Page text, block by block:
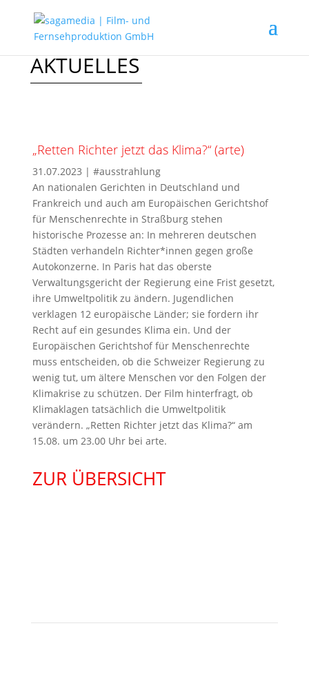
AKTUELLES
„Retten Richter jetzt das Klima?“ (arte)
31.07.2023 |#ausstrahlung
An nationalen Gerichten in Deutschland und
Frankreich und auch am Europäischen Gerichtshof
für Menschenrechte in Straßburg stehen
historische Prozesse an: In mehreren deutschen
Städten verhandeln Richter*innen gegen große
Autokonzerne. In Paris hat das oberste
Verwaltungsgericht der Regierung eine Frist gesetzt,
ihre Umweltpolitik zu ändern. Jugendlichen
verklagen 12 europäische Länder; sie fordern ihr
Recht auf ein gesundes Klima ein. Und der
Europäischen Gerichtshof für Menschenrechte
muss entscheiden, ob die Schweizer Regierung zu
wenig tut, um ältere Menschen vor den Folgen der
Klimakrise zu schützen. Der Film hinterfragt, ob
Klimaklagen tatsächlich die Umweltpolitik
verändern. „Retten Richter jetzt das Klima?“ am
15.08. um 23.00 Uhr bei arte.
ZUR ÜBERSICHT